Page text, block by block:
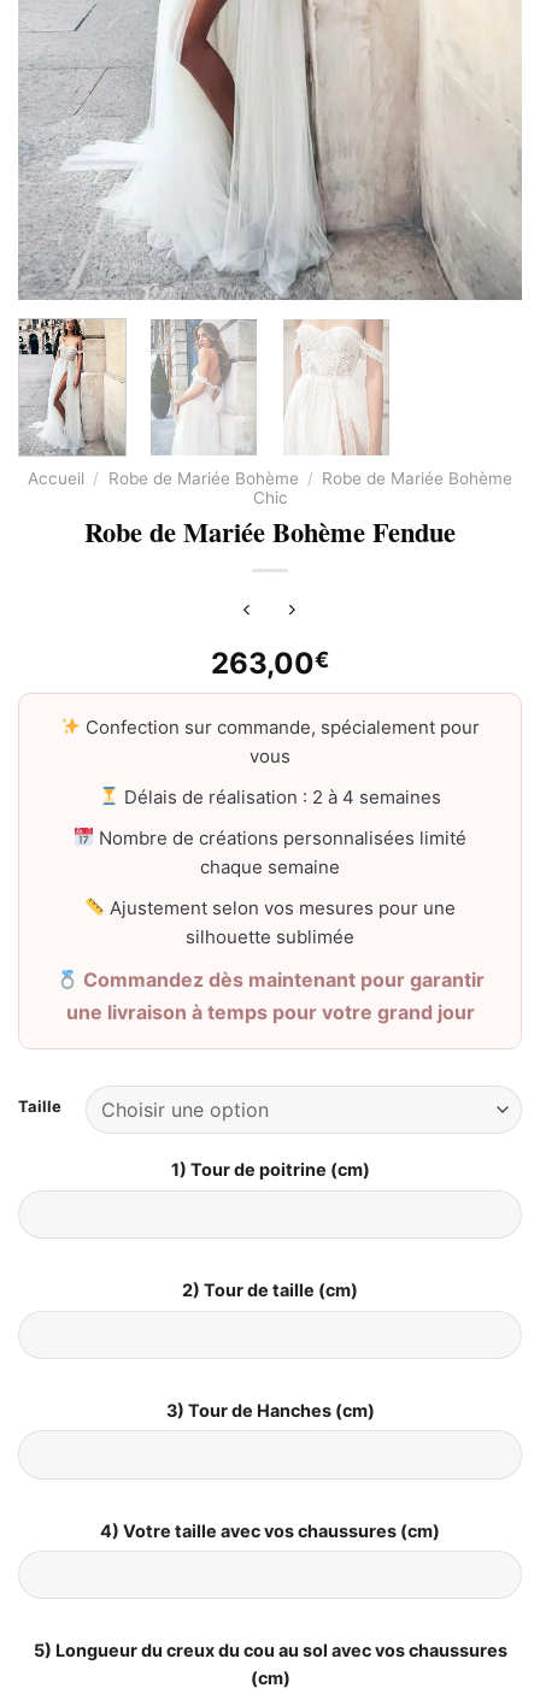
Accueil / Robe de Mariée Bohème / Robe de Mariée Bohème
Chic
Robe de Mariée Bohème Fendue
263,00€
Confection sur commande, spécialement pour
vous
Délais de réalisation : 2 à 4 semaines
Nombre de créations personnalisées limité
chaque semaine
Ajustement selon vos mesures pour une
silhouette sublimée
Commandez dès maintenant pour garantir
une livraison à temps pour votre grand jour
Taille
1) Tour de poitrine (cm)
2) Tour de taille (cm)
3) Tour de Hanches (cm)
4) Votre taille avec vos chaussures (cm)
5) Longueur du creux du cou au sol avec vos chaussures
(cm)